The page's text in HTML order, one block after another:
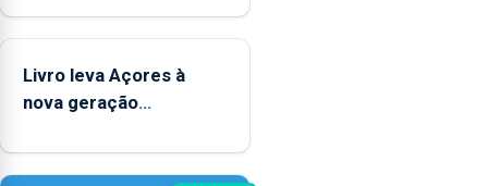
Livro leva Açores à
nova geração